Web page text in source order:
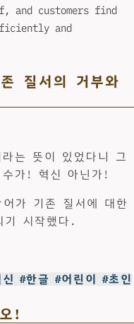
and customers find
and
질서의 거부와
는 뜻이 있었다니 그
가! 혁신 아닌가!
가 기존 질서에 대한
기 시작했다.
#한글 #어린이 #초인
!